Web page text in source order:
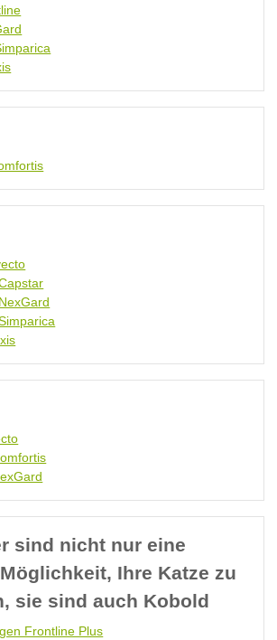
sind nicht nur eine
Ihre Katze zu
sie sind auch Kobold
Frontline Plus